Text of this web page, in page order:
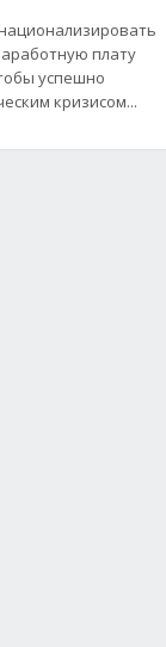
плату
успешно
кризисом...